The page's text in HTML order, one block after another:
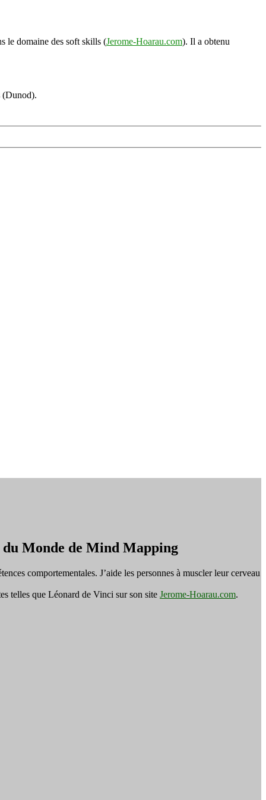
le domaine des soft skills (Jerome-Hoarau.com). Il a obtenu
(Dunod).
Monde de Mind Mapping
comportementales. J’aide les personnes à muscler leur cerveau
telles que Léonard de Vinci sur son site Jerome-Hoarau.com.